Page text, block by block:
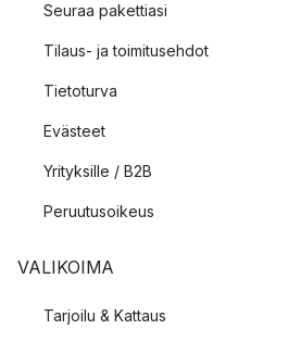
Seuraa pakettiasi
Tilaus- ja toimitusehdot
Tietoturva
Evästeet
Yrityksille / B2B
Peruutusoikeus
VALIKOIMA
Tarjoilu & Kattaus